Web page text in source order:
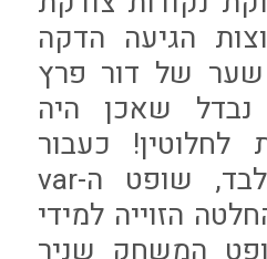
הגיעה הדקה
, שער של דור פרץ
שאכן היה
לחלוטין! כעבור
שלוש דקות בלבד, שופט ה-var
הזוייה למידי